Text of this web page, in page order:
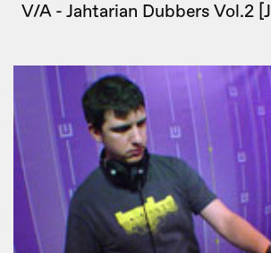
V/A - Jahtarian Dubbers Vol.2